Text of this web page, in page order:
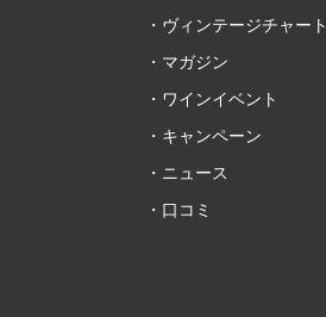
ヴィンテージチャート
マガジン
ワインイベント
キャンペーン
ニュース
口コミ